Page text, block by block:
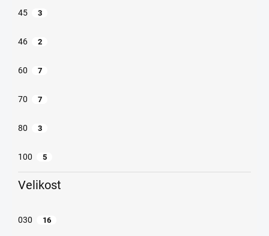
45 3
46 2
60 7
70 7
80 3
100 5
Velikost
030 16